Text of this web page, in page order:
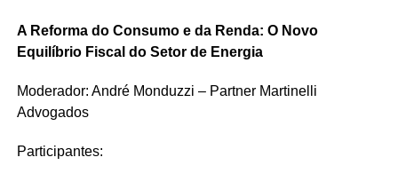
A Reforma do Consumo e da Renda: O Novo
Equilíbrio Fiscal do Setor de Energia
Moderador: André Monduzzi – Partner Martinelli
Advogados
Participantes: